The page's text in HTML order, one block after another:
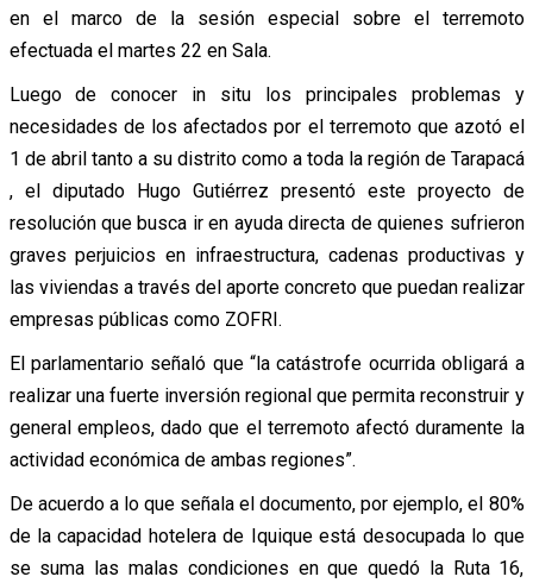
en el marco de la sesión especial sobre el terremoto
efectuada el martes 22 en Sala.
Luego de conocer in situ los principales problemas y
necesidades de los afectados por el terremoto que azotó el
1 de abril tanto a su distrito como a toda la región de Tarapacá
, el diputado Hugo Gutiérrez presentó este proyecto de
resolución que busca ir en ayuda directa de quienes sufrieron
graves perjuicios en infraestructura, cadenas productivas y
las viviendas a través del aporte concreto que puedan realizar
empresas públicas como ZOFRI.
El parlamentario señaló que “la catástrofe ocurrida obligará a
realizar una fuerte inversión regional que permita reconstruir y
general empleos, dado que el terremoto afectó duramente la
actividad económica de ambas regiones”.
De acuerdo a lo que señala el documento, por ejemplo, el 80%
de la capacidad hotelera de Iquique está desocupada lo que
se suma las malas condiciones en que quedó la Ruta 16,